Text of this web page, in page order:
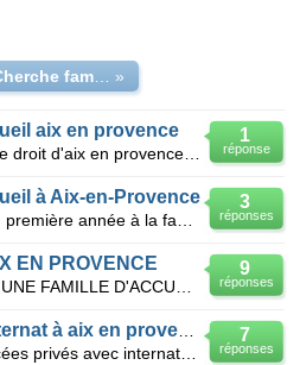
»
1
réponse
aix en provence
3
réponses
à Aix-en-Provence
9
réponses
EN PROVENCE
7
réponses